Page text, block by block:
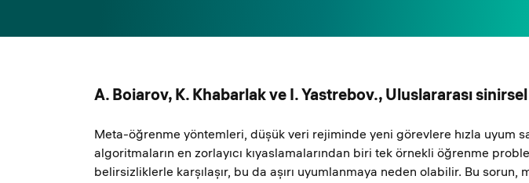
A. Boiarov, K. Khabarlak ve I. Yastrebov., Uluslararası
Meta-öğrenme yöntemleri, düşük veri rejiminde yeni görevlere hızla uyum
algoritmaların en zorlayıcı kıyaslamalarından biri tek örnekli öğrenme
belirsizliklerle karşılaşır, bu da aşırı uyumlanmaya neden olabilir. Bu